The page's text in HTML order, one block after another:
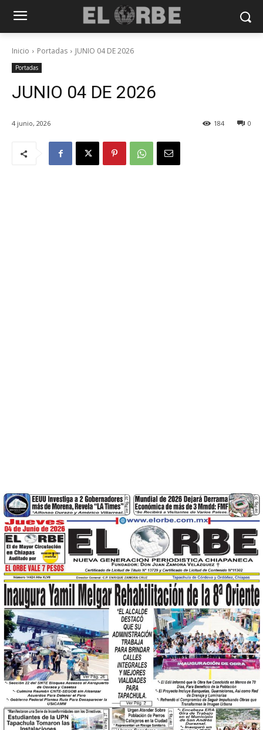
Inicio Portadas JUNIO 04 DE 2026
Portadas
JUNIO 04 DE 2026
4 junio, 2026 0
184